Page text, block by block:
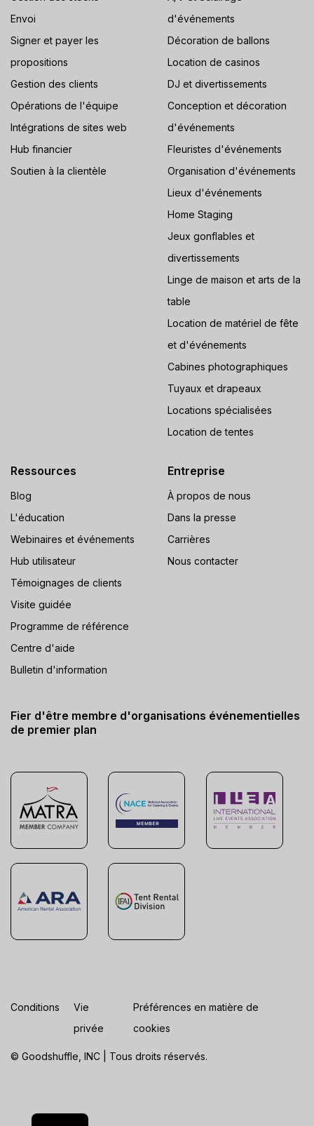
Envoi
Signer et payer les
propositions
Gestion des clients
Opérations de l'équipe
Intégrations de sites web
Hub financier
Soutien à la clientèle
d'événements
Décoration de ballons
Location de casinos
DJ et divertissements
Conception et décoration
d'événements
Fleuristes d'événements
Organisation d'événements
Lieux d'événements
Home Staging
Jeux gonflables et
divertissements
Linge de maison et arts de la
table
Location de matériel de fête
et d'événements
Cabines photographiques
Tuyaux et drapeaux
Locations spécialisées
Location de tentes
Ressources
Blog
L'éducation
Webinaires et événements
Hub utilisateur
Témoignages de clients
Visite guidée
Programme de référence
Centre d'aide
Bulletin d'information
Entreprise
À propos de nous
Dans la presse
Carrières
Nous contacter
Fier d'être membre d'organisations événementielles
de premier plan
© Goodshuffle, INC | Tous droits réservés.
Conditions
Vie
privée
Préférences en matière de
cookies